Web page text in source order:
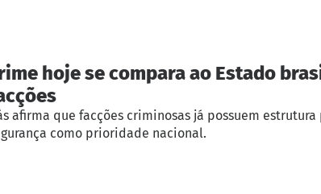
hoje se compara ao Estado
afirma que facções criminosas já possuem estrutura
como prioridade nacional.